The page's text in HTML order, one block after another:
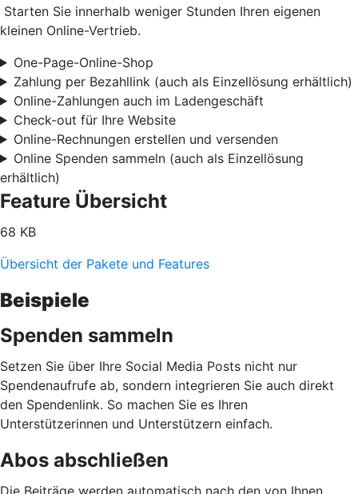
Starten Sie innerhalb weniger Stunden Ihren eigenen
kleinen Online-Vertrieb.
One-Page-Online-Shop
Zahlung per Bezahllink (auch als Einzellösung erhältlich)
Online-Zahlungen auch im Ladengeschäft
Check-out für Ihre Website
Online-Rechnungen erstellen und versenden
Online Spenden sammeln (auch als Einzellösung
erhältlich)
Feature Übersicht
68 KB
Übersicht der Pakete und Features
Beispiele
Spenden sammeln
Setzen Sie über Ihre Social Media Posts nicht nur
Spendenaufrufe ab, sondern integrieren Sie auch direkt
den Spendenlink. So machen Sie es Ihren
Unterstützerinnen und Unterstützern einfach.
Abos abschließen
Die Beiträge werden automatisch nach den von Ihnen